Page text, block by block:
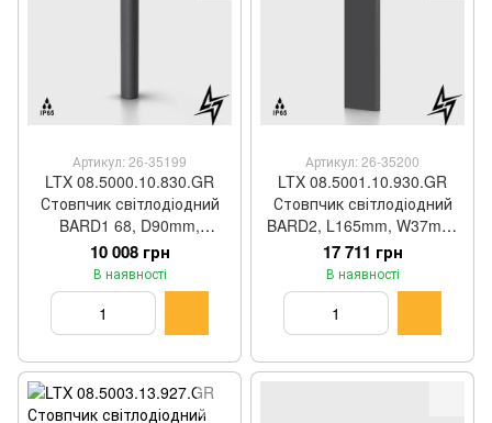
Артикул: 26-35199
LTX 08.5000.10.830.GR
Стовпчик світлодіодний
BARD1 68, D90mm,
H680mm, LED 10W, 3000K,
360°, 600Lm, CRI>90, 220-
240V, IP65, графіт
10 008 грн
В наявності
Артикул: 26-35200
LTX 08.5001.10.930.GR
Стовпчик світлодіодний
BARD2, L165mm, W37mm,
H600mm, LED 10W, 3000K,
85°, 752Lm, CRI>90, 220-
240V, IP65, графіт
17 711 грн
В наявності